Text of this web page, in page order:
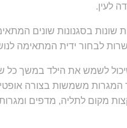
לעין.
שונות בסגנונות שונים
לבחור ידית המתאימה
משמשות בצורה
מקום לתליה, מדפים